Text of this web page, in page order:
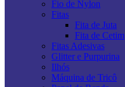
Fio de Nylon
Fitas
Fita de Juta
Fita de Cetim
Fitas Adesivas
Glitter e Purpurina
Ilhós
Máquina de Tricô